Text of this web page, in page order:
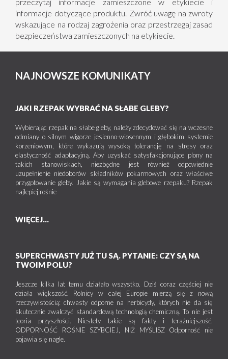
informacje dotyczące produktu. Zwróć uwagę na zwroty
wskazujące na rodzaj zagrożenia oraz przestrzegaj zasad
bezpieczeństwa zamieszczonych na etykiecie.
NAJNOWSZE KOMUNIKATY
JAKI RZEPAK WYBRAĆ NA SŁABE GLEBY?
Wybierając rzepak na słabe gleby, należy zdecydować się na wczesne
odmiany o silnym wigorze jesienno-wiosennym i głębokim systemie
korzeniowym, które wykazują wysoką tolerancję na stresy oraz
elastyczność adaptacyjną. Aby uzyskać satysfakcjonujące plony na
takich stanowiskach, niezbędne jest również odpowiednie
uzupełnienie niedoborów składników pokarmowych oraz właściwe
przygotowanie gleby. Jakie są wymagania glebowe rzepaku? Rzepak
najlepiej rośnie
WIĘCEJ...
SUPERCHWASTY JUŻ TU SĄ. PYTANIE: CZY SĄ NA
TWOIM POLU?
Jeszcze kilka lat temu działało wszystko. Dziś coraz częściej nie
działa większość. Rolnicy w całej Europie mierzą się z nową
rzeczywistością: chwasty odporne na herbicydy, których nie da się
skutecznie zwalczyć standardową technologią chemiczną. To nie jest
teoria przyszłości. Niestety takie są fakty i teraźniejszość.
ODPORNOŚĆ ROŚNIE SZYBCIEJ, NIŻ MYŚLISZ Odporność nie
pojawia się nagle.